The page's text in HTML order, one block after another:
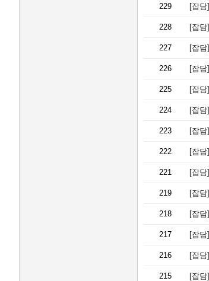
229 [잡담]
228 [잡담]
227 [잡담]
226 [잡담]
225 [잡담]
224 [잡담]
223 [잡담]
222 [잡담]
221 [잡담]
219 [잡담]
218 [잡담]
217 [잡담]
216 [잡담]
215 [잡담]